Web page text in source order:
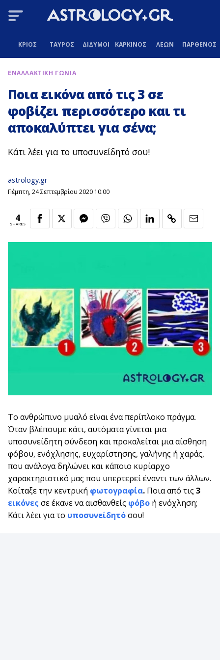
ΚΡΙΟΣ ΤΑΥΡΟΣ ΔΙΔΥΜΟΙ ΚΑΡΚΙΝΟΣ ΛΕΩΝ ΠΑΡΘΕΝΟΣ
ΕΝΑΛΛΑΚΤΙΚΗ ΓΩΝΙΑ
Ποια εικόνα από τις 3 σε
φοβίζει περισσότερο και τι
αποκαλύπτει για σένα;
Κάτι λέει για το υποσυνείδητό σου!
astrology.gr
Πέμπτη, 24 Σεπτεμβρίου 2020 10:00
4
SHARES
Το ανθρώπινο μυαλό είναι ένα περίπλοκο πράγμα.
Όταν βλέπουμε κάτι, αυτόματα γίνεται μια
υποσυνείδητη σύνδεση και προκαλείται μια αίσθηση
φόβου, ενόχλησης, ευχαρίστησης, γαλήνης ή χαράς,
που ανάλογα δηλώνει και κάποιο κυρίαρχο
χαρακτηριστικό μας που υπερτερεί έναντι των άλλων.
Κοίταξε την κεντρική φωτογραφία. Ποια από τις 3
εικόνες σε έκανε να αισθανθείς φόβο ή ενόχληση;
Κάτι λέει για το υποσυνείδητόσου!